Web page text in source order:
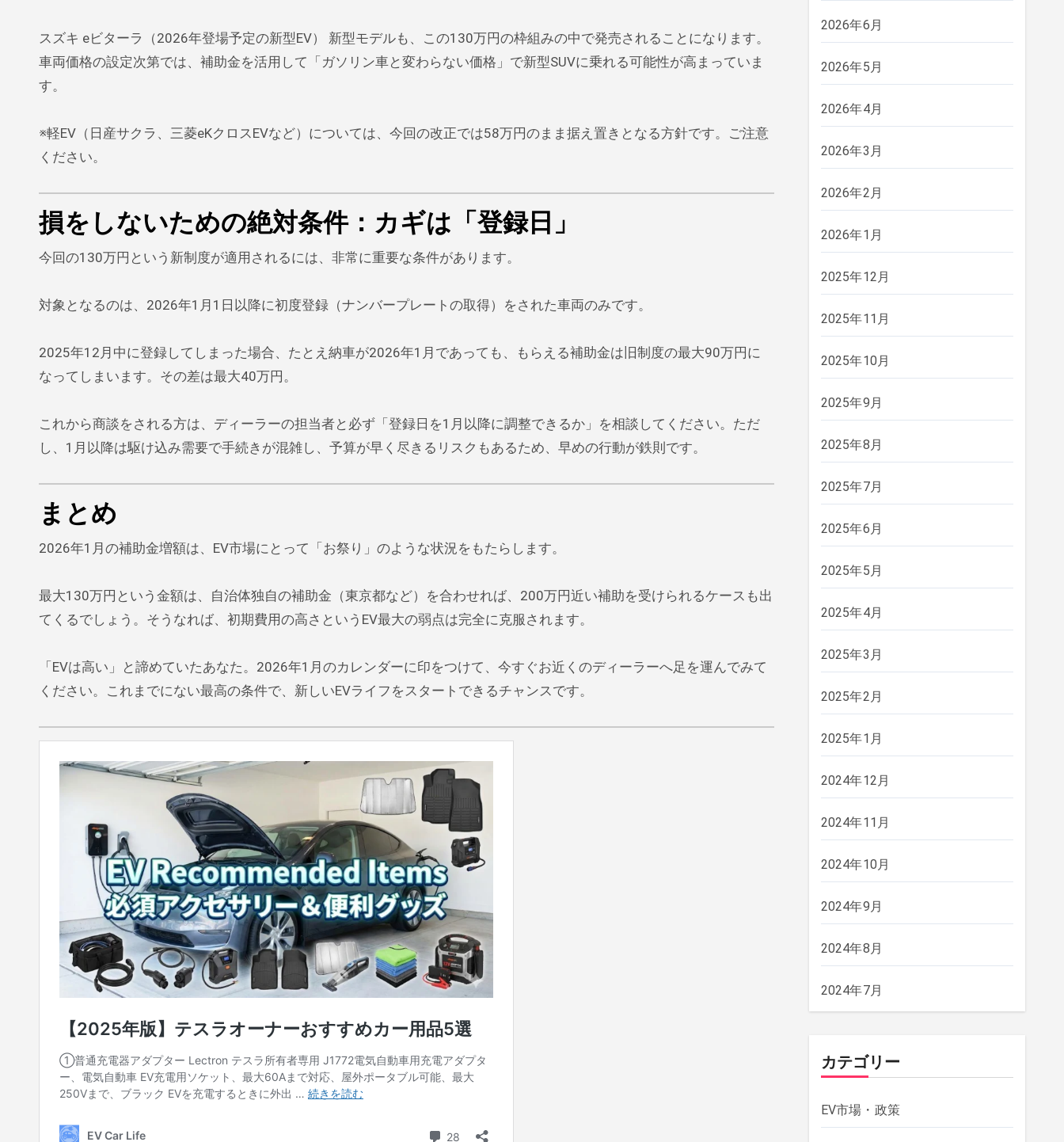
スズキ eビターラ（2026年登場予定の新型EV） 新型モデルも、この130万円の枠組みの中で発売されることになります。
車両価格の設定次第では、補助金を活用して「ガソリン車と変わらない価格」で新型SUVに乗れる可能性が高まっていま
す。
※軽EV（日産サクラ、三菱eKクロスEVなど）については、今回の改正では58万円のまま据え置きとなる方針です。ご注意
ください。
損をしないための絶対条件：カギは「登録日」
今回の130万円という新制度が適用されるには、非常に重要な条件があります。
対象となるのは、2026年1月1日以降に初度登録（ナンバープレートの取得）をされた車両のみです。
2025年12月中に登録してしまった場合、たとえ納車が2026年1月であっても、もらえる補助金は旧制度の最大90万円に
なってしまいます。その差は最大40万円。
これから商談をされる方は、ディーラーの担当者と必ず「登録日を1月以降に調整できるか」を相談してください。ただ
し、1月以降は駆け込み需要で手続きが混雑し、予算が早く尽きるリスクもあるため、早めの行動が鉄則です。
まとめ
2026年1月の補助金増額は、EV市場にとって「お祭り」のような状況をもたらします。
最大130万円という金額は、自治体独自の補助金（東京都など）を合わせれば、200万円近い補助を受けられるケースも出
てくるでしょう。そうなれば、初期費用の高さというEV最大の弱点は完全に克服されます。
「EVは高い」と諦めていたあなた。2026年1月のカレンダーに印をつけて、今すぐお近くのディーラーへ足を運んでみて
ください。これまでにない最高の条件で、新しいEVライフをスタートできるチャンスです。
2026年6月
2026年5月
2026年4月
2026年3月
2026年2月
2026年1月
2025年12月
2025年11月
2025年10月
2025年9月
2025年8月
2025年7月
2025年6月
2025年5月
2025年4月
2025年3月
2025年2月
2025年1月
2024年12月
2024年11月
2024年10月
2024年9月
2024年8月
2024年7月
カテゴリー
EV市場・政策